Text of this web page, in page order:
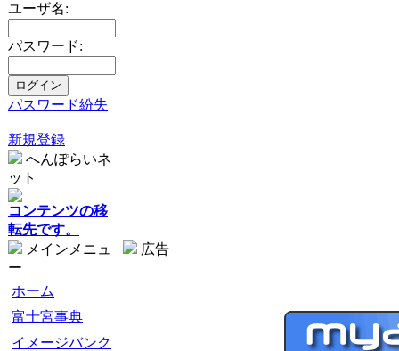
ユーザ名:
パスワード:
パスワード紛失
新規登録
へんぽらいネ
ット
コンテンツの移
転先です。
メインメニュ
ー
ホーム
富士宮事典
イメージバンク
広告